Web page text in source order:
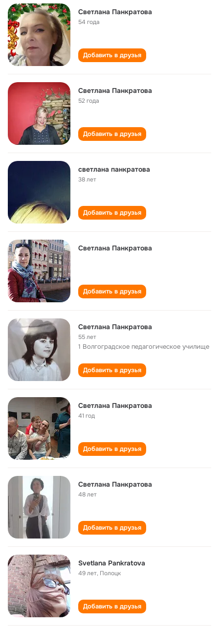
Светлана Панкратова
54 года
Добавить в друзья
Светлана Панкратова
52 года
Добавить в друзья
светлана панкратова
38 лет
Добавить в друзья
Светлана Панкратова
Добавить в друзья
Светлана Панкратова
55 лет
1 Волгоградское педагогическое училище
Добавить в друзья
Светлана Панкратова
41 год
Добавить в друзья
Светлана Панкратова
48 лет
Добавить в друзья
Svetlana Pankratova
49 лет, Полоцк
Добавить в друзья